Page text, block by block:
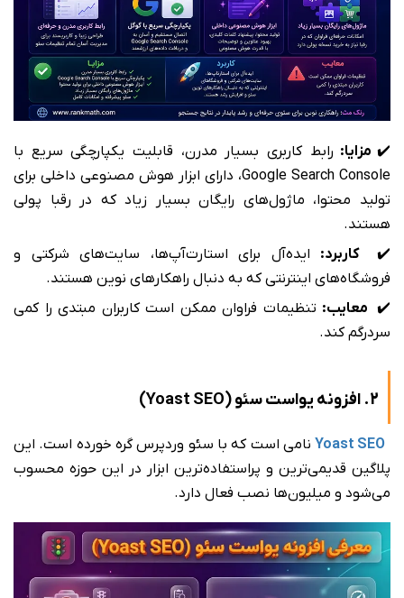
✔️مزایا: رابط کاربری بسیار مدرن، قابلیت یکپارچگی سریع با
Google Search Console، دارای ابزار هوش مصنوعی داخلی برای
تولید محتوا، ماژول‌های رایگان بسیار زیاد که در رقبا پولی
هستند.
✔️کاربرد: ایده‌آل برای استارت‌آپ‌ها، سایت‌های شرکتی و
فروشگاه‌های اینترنتی که به دنبال راهکارهای نوین هستند.
✔️ معایب: تنظیمات فراوان ممکن است کاربران مبتدی را کمی
سردرگم کند.
2. افزونه یواست سئو (Yoast SEO)
Yoast SEO نامی است که با سئو وردپرس گره خورده است. این
پلاگین قدیمی‌ترین و پراستفاده‌ترین ابزار در این حوزه محسوب
می‌شود و میلیون‌ها نصب فعال دارد.